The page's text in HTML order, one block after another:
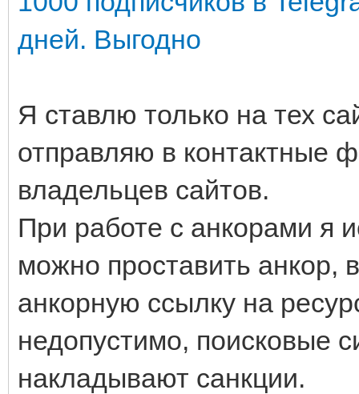
дней. Выгодно
Я ставлю только на тех
отправляю в контактные
владельцев сайтов.
При работе с анкорами я
можно проставить анкор,
анкорную ссылку на
недопустимо, поисковые
накладывают санкции.